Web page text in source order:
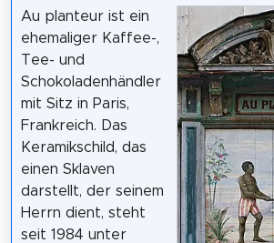
Au planteur ist ein
ehemaliger Kaffee-,
Tee- und
Schokoladenhändler
mit Sitz in Paris,
Frankreich. Das
Keramikschild, das
einen Sklaven
darstellt, der seinem
Herrn dient, steht
seit 1984 unter